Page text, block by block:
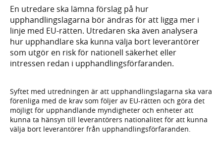
En utredare ska lämna förslag på hur
upphandlingslagarna bör ändras för att ligga mer i
linje med EU-rätten. Utredaren ska även analysera
hur upphandlare ska kunna välja bort leverantörer
som utgör en risk för nationell säkerhet eller
intressen redan i upphandlingsförfaranden.
Syftet med utredningen är att upphandlingslagarna ska vara
förenliga med de krav som följer av EU-rätten och göra det
möjligt för upphandlande myndigheter och enheter att
kunna ta hänsyn till leverantörers nationalitet för att kunna
välja bort leverantörer från upphandlingsförfaranden.